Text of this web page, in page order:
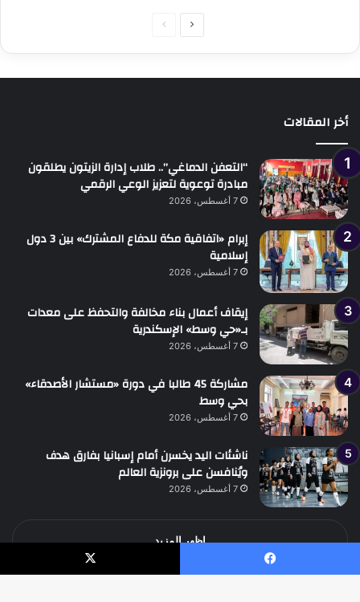
الصفحةالصفحة
أخر المقالات
“التعفن الدماغي”.. طلاب إدارة الزيتون يطلقون
مبادرة توعوية لتعزيز الوعي الرقمي
7 أغسطس، 2026
إبرام «اتفاقية مكة للدفاع المشترك» بين 3 دول
إسلامية
7 أغسطس، 2026
إيقاف أعمال بناء مخالفة والتحفظ على معدات
بـ«حي وسط» الإسكندرية
7 أغسطس، 2026
مشاركة 45 طالبا في دورة «مستشار الأصدقاء»
بحي وسط
7 أغسطس، 2026
ناشئات اليد يخسرن أمام إسبانيا بفارق هدف
ويُنافسن على برونزية العالم
7 أغسطس، 2026
اظهر المزيد
فيسبوك ‫X